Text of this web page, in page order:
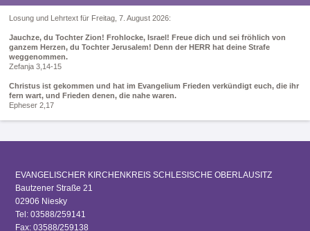
Losung und Lehrtext für Freitag, 7. August 2026:
Jauchze, du Tochter Zion! Frohlocke, Israel! Freue dich und sei fröhlich von
ganzem Herzen, du Tochter Jerusalem! Denn der HERR hat deine Strafe
weggenommen.
Zefanja 3,14-15
Christus ist gekommen und hat im Evangelium Frieden verkündigt euch, die ihr
fern wart, und Frieden denen, die nahe waren.
Epheser 2,17
EVANGELISCHER KIRCHENKREIS SCHLESISCHE OBERLAUSITZ
Bautzener Straße 21
02906 Niesky
Tel: 03588/259141
Fax: 03588/259138